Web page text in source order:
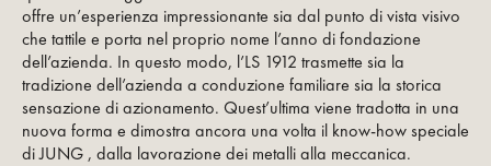
offre un’esperienza impressionante sia dal punto di vista visivo
che tattile e porta nel proprio nome l’anno di fondazione
dell’azienda. In questo modo, l’LS 1912 trasmette sia la
tradizione dell’azienda a conduzione familiare sia la storica
sensazione di azionamento. Quest’ultima viene tradotta in una
nuova forma e dimostra ancora una volta il know-how speciale
di JUNG , dalla lavorazione dei metalli alla meccanica.